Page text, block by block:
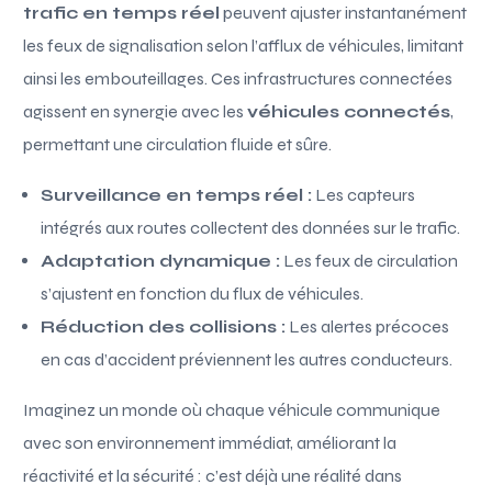
trafic en temps réel peuvent ajuster instantanément
les feux de signalisation selon l’afflux de véhicules, limitant
ainsi les embouteillages. Ces infrastructures connectées
agissent en synergie avec lesvéhicules connectés,
permettant une circulation fluide et sûre.
Surveillance en temps réel : Les capteurs
intégrés aux routes collectent des données sur le trafic.
Adaptation dynamique : Les feux de circulation
s’ajustent en fonction du flux de véhicules.
Réduction des collisions : Les alertes précoces
en cas d’accident préviennent les autres conducteurs.
Imaginez un monde où chaque véhicule communique
avec son environnement immédiat, améliorant la
réactivité et la sécurité : c’est déjà une réalité dans